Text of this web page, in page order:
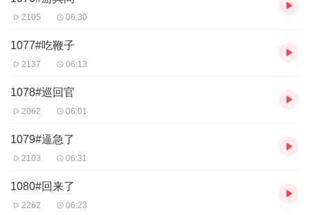
2105 06:30
1077#吃鞭子
2137 06:13
1078#巡回官
2062 06:01
1079#逼急了
2103 06:31
1080#回来了
2262 06:23